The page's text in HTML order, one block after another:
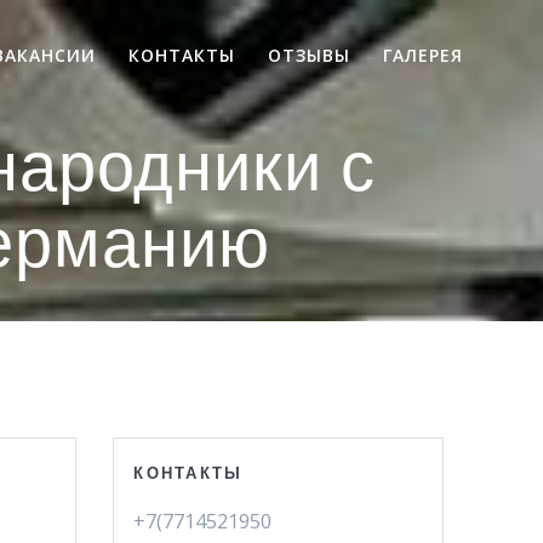
КОНТАКТЫ ОТЗЫВЫ ГАЛЕРЕЯ
с
КОНТАКТЫ
+7(7714521950